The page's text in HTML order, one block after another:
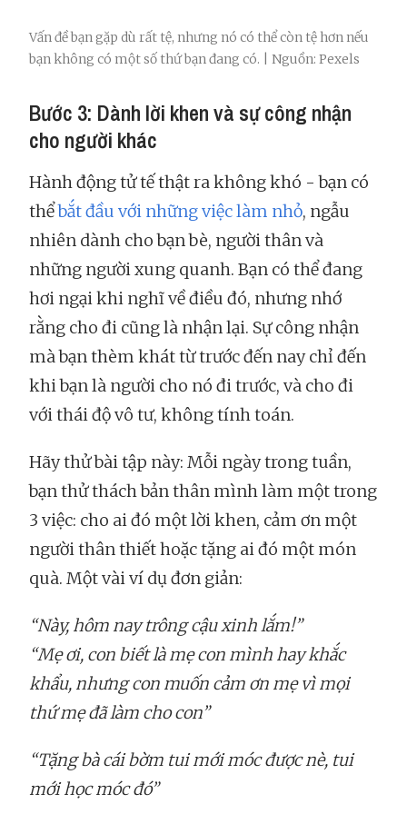
Vấn đề bạn gặp dù rất tệ, nhưng nó có thể còn tệ hơn nếu
bạn không có một số thứ bạn đang có. | Nguồn: Pexels
Bước 3: Dành lời khen và sự công nhận
cho người khác
Hành động tử tế thật ra không khó - bạn có
thểbắt đầu với những việc làm nhỏ, ngẫu
nhiên dành cho bạn bè, người thân và
những người xung quanh. Bạn có thể đang
hơi ngại khi nghĩ về điều đó, nhưng nhớ
rằng cho đi cũng là nhận lại. Sự công nhận
mà bạn thèm khát từ trước đến nay chỉ đến
khi bạn là người cho nó đi trước, và cho đi
với thái độ vô tư, không tính toán.
Hãy thử bài tập này: Mỗi ngày trong tuần,
bạn thử thách bản thân mình làm một trong
3 việc: cho ai đó một lời khen, cảm ơn một
người thân thiết hoặc tặng ai đó một món
quà. Một vài ví dụ đơn giản:
“Này, hôm nay trông cậu xinh lắm!”
“Mẹ ơi, con biết là mẹ con mình hay khắc
khẩu, nhưng con muốn cảm ơn mẹ vì mọi
thứ mẹ đã làm cho con”
“Tặng bà cái bờm tui mới móc được nè, tui
mới học móc đó”